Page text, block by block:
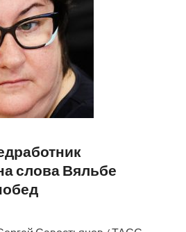
слова Вяльбе